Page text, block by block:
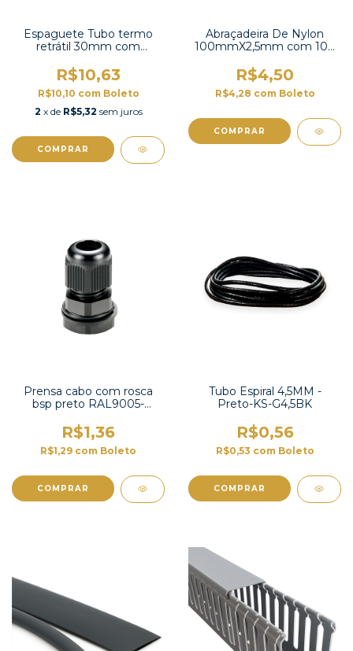
Espaguete Tubo termo
retrátil 30mm com
UL
R$10,63
R$10,10 com Boleto
2 x de R$5,32 sem juros
COMPRAR
Abraçadeira De Nylon
100mmX2,5mm com 100
R$4,50
R$4,28 com Boleto
COMPRAR
Prensa cabo com rosca
bsp preto RAL9005-
R$1,36
R$1,29 com Boleto
COMPRAR
Tubo Espiral 4,5MM -
Preto-KS-G4,5BK
R$0,56
R$0,53 com Boleto
COMPRAR